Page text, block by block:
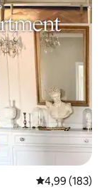
Classificação
4,99 (183)